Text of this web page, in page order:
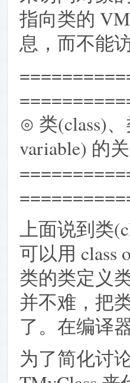
指向类的
息，而不能
⊙ 类(class)
variable) 的
上面说到类
可以用 class
类的类定义
并不难，把
了。在编译
为了简化讨